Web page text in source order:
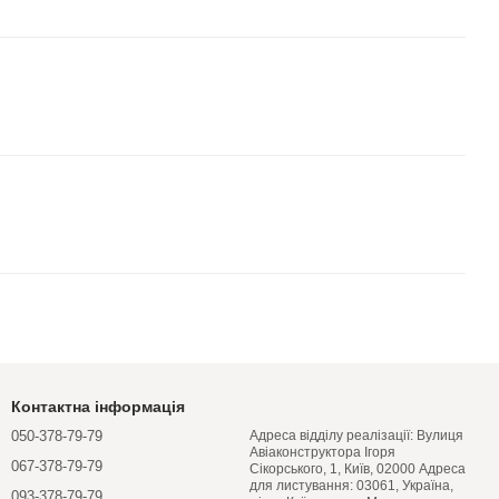
Контактна інформація
050-378-79-79
067-378-79-79
Адреса відділу реалізації: Вулиця
Авіаконструктора Ігоря
Сікорського, 1, Київ, 02000 Адреса
для листування: 03061, Україна,